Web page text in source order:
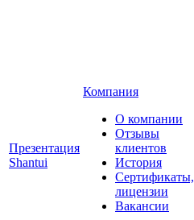
Презентация
Shantui
Компания
О компании
Отзывы
клиентов
История
Сертификаты,
лицензии
Вакансии